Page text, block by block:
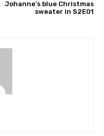
Johanne’s blue Christmas
sweater in S2E01